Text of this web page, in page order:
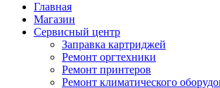
Главная
Магазин
Сервисный центр
Заправка картриджей
Ремонт оргтехники
Ремонт принтеров
Ремонт климатического